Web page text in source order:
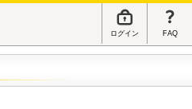
ログイン FAQ